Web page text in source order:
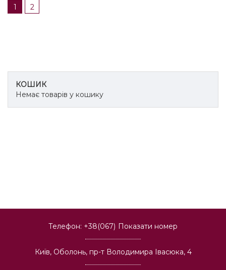
1 2
КОШИК
Немає товарів у кошику
Телефон: +38(067) Показати номер
Київ, Оболонь, пр-т Володимира Івасюка, 4